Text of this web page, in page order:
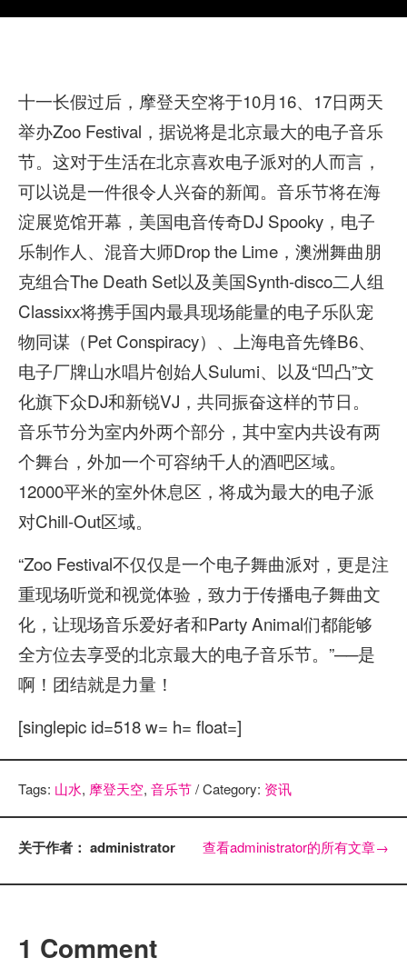
十一长假过后，摩登天空将于10月16、17日两天
举办Zoo Festival，据说将是北京最大的电子音乐
节。这对于生活在北京喜欢电子派对的人而言，
可以说是一件很令人兴奋的新闻。音乐节将在海
淀展览馆开幕，美国电音传奇DJ Spooky，电子
乐制作人、混音大师Drop the Lime，澳洲舞曲朋
克组合The Death Set以及美国Synth-disco二人组
Classixx将携手国内最具现场能量的电子乐队宠
物同谋（Pet Conspiracy）、上海电音先锋B6、
电子厂牌山水唱片创始人Sulumi、以及“凹凸”文
化旗下众DJ和新锐VJ，共同振奋这样的节日。
音乐节分为室内外两个部分，其中室内共设有两
个舞台，外加一个可容纳千人的酒吧区域。
12000平米的室外休息区，将成为最大的电子派
对Chill-Out区域。
“Zoo Festival不仅仅是一个电子舞曲派对，更是注
重现场听觉和视觉体验，致力于传播电子舞曲文
化，让现场音乐爱好者和Party Animal们都能够
全方位去享受的北京最大的电子音乐节。”──是
啊！团结就是力量！
[singlepic id=518 w= h= float=]
Tags: 山水, 摩登天空, 音乐节/ Category: 资讯
关于作者： administrator 查看administrator的所有文章→
1 Comment